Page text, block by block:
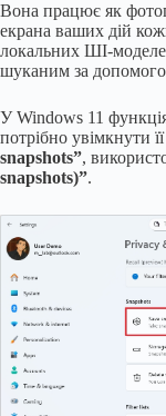
Вона працює як
екрана ваших дій
локальних ШІ-
шуканим за
У Windows 11
потрібно увімкнути
snapshots”,
snapshots)”.